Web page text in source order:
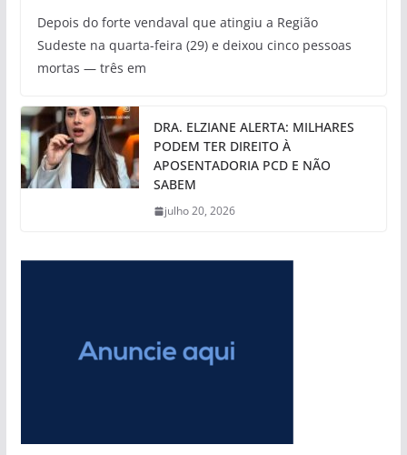
Depois do forte vendaval que atingiu a Região
Sudeste na quarta-feira (29) e deixou cinco pessoas
mortas — três em
DRA. ELZIANE ALERTA: MILHARES
PODEM TER DIREITO À
APOSENTADORIA PCD E NÃO
SABEM
julho 20, 2026